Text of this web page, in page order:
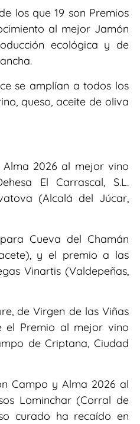
los que 19 son Premios
al mejor Jamón
ecológica y de
se amplían a todos los
queso, aceite de oliva
Alma 2026 al mejor vino
El Carrascal, S.L.
(Alcalá del Júcar,
Cueva del Chamán
y el premio a las
Vinartis (Valdepeñas,
de Virgen de las Viñas
el Premio al mejor vino
de Criptana, Ciudad
Campo y Alma 2026 al
Lominchar (Corral de
curado ha recaído en